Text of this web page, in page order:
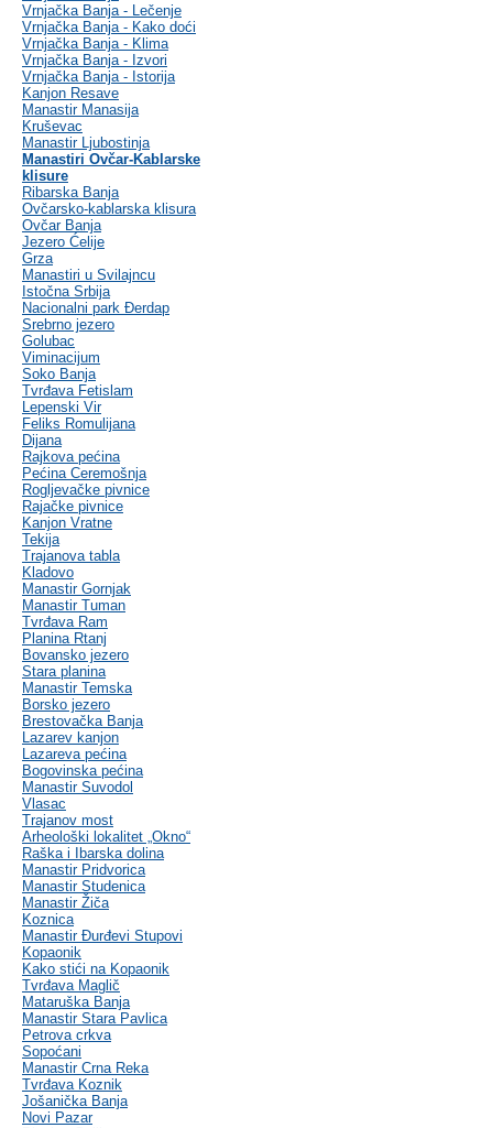
Vrnjačka Banja - Lečenje
Vrnjačka Banja - Kako doći
Vrnjačka Banja - Klima
Vrnjačka Banja - Izvori
Vrnjačka Banja - Istorija
Kanjon Resave
Manastir Manasija
Kruševac
Manastir Ljubostinja
Manastiri Ovčar-Kablarske
klisure
Ribarska Banja
Ovčarsko-kablarska klisura
Ovčar Banja
Jezero Ćelije
Grza
Manastiri u Svilajncu
Istočna Srbija
Nacionalni park Đerdap
Srebrno jezero
Golubac
Viminacijum
Soko Banja
Tvrđava Fetislam
Lepenski Vir
Feliks Romulijana
Dijana
Rajkova pećina
Pećina Ceremošnja
Rogljevačke pivnice
Rajačke pivnice
Kanjon Vratne
Tekija
Trajanova tabla
Kladovo
Manastir Gornjak
Manastir Tuman
Tvrđava Ram
Planina Rtanj
Bovansko jezero
Stara planina
Manastir Temska
Borsko jezero
Brestovačka Banja
Lazarev kanjon
Lazareva pećina
Bogovinska pećina
Manastir Suvodol
Vlasac
Trajanov most
Arheološki lokalitet „Okno“
Raška i Ibarska dolina
Manastir Pridvorica
Manastir Studenica
Manastir Žiča
Koznica
Manastir Đurđevi Stupovi
Kopaonik
Kako stići na Kopaonik
Tvrđava Maglič
Mataruška Banja
Manastir Stara Pavlica
Petrova crkva
Sopoćani
Manastir Crna Reka
Tvrđava Koznik
Jošanička Banja
Novi Pazar